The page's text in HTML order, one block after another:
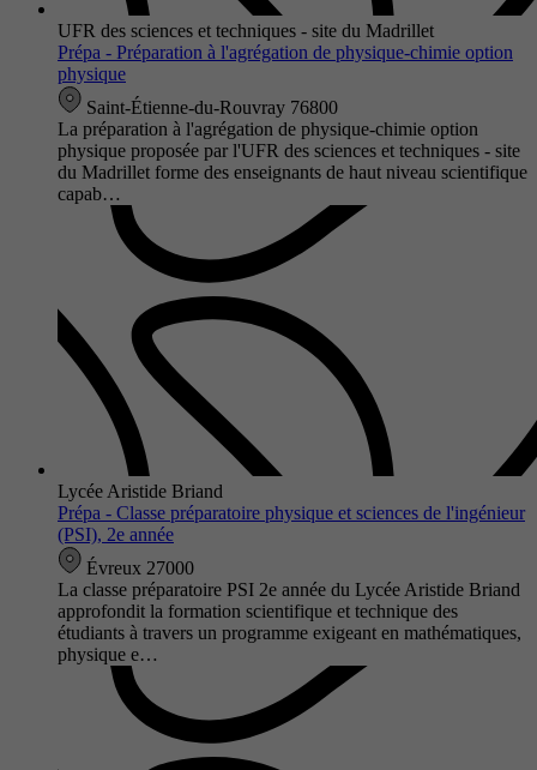
UFR des sciences et techniques - site du Madrillet
Prépa - Préparation à l'agrégation de physique-chimie option
physique
Saint-Étienne-du-Rouvray 76800
La préparation à l'agrégation de physique-chimie option
physique proposée par l'UFR des sciences et techniques - site
du Madrillet forme des enseignants de haut niveau scientifique
capab…
Lycée Aristide Briand
Prépa - Classe préparatoire physique et sciences de l'ingénieur
(PSI), 2e année
Évreux 27000
La classe préparatoire PSI 2e année du Lycée Aristide Briand
approfondit la formation scientifique et technique des
étudiants à travers un programme exigeant en mathématiques,
physique e…